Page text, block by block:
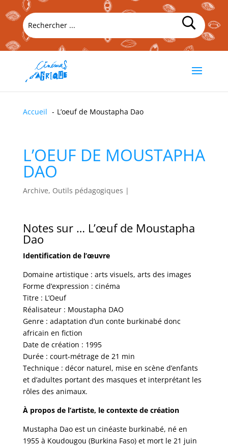
Accueil L’oeuf de Moustapha Dao
L’OEUF DE MOUSTAPHA
DAO
Archive, Outils pédagogiques |
Notes sur … L’œuf de Moustapha
Dao
Identification de l’œuvre
Domaine artistique : arts visuels, arts des images
Forme d’expression : cinéma
Titre : L’Oeuf
Réalisateur : Moustapha DAO
Genre : adaptation d’un conte burkinabé donc
africain en fiction
Date de création : 1995
Durée : court-métrage de 21 min
Technique : décor naturel, mise en scène d’enfants
et d’adultes portant des masques et interprétant les
rôles des animaux.
À propos de l’artiste, le contexte de création
Mustapha Dao est un cinéaste burkinabé, né en
1955 à Koudougou (Burkina Faso) et mort le 21 juin